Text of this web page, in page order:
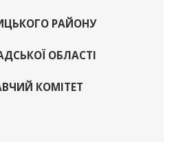
РАЙОНУ
ОБЛАСТІ
КОМІТЕТ